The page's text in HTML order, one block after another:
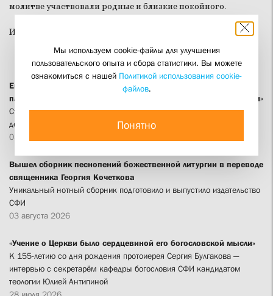
молитве участвовали родные и близкие покойного.
Информационная служба СФИ
Епископ Россошанский и Острогожский Дионисий: «Хранить
память о новомучениках значит находиться в единстве с ними»
Студенты и выпускники СФИ приняли участие в вечере памяти
десяти воронежских новомучеников
05 августа 2026
Вышел сборник песнопений божественной литургии в переводе
священника Георгия Кочеткова
Уникальный нотный сборник подготовило и выпустило издательство
СФИ
03 августа 2026
«Учение о Церкви было сердцевиной его богословской мысли»
К 155-летию со дня рождения протоиерея Сергия Булгакова —
интервью с секретарём кафедры богословия СФИ кандидатом
теологии Юлией Антипиной
Мы используем cookie-файлы для улучшения
пользовательского опыта и сбора статистики. Вы можете
ознакомиться с нашей Политикой использования cookie-
файлов.
Понятно